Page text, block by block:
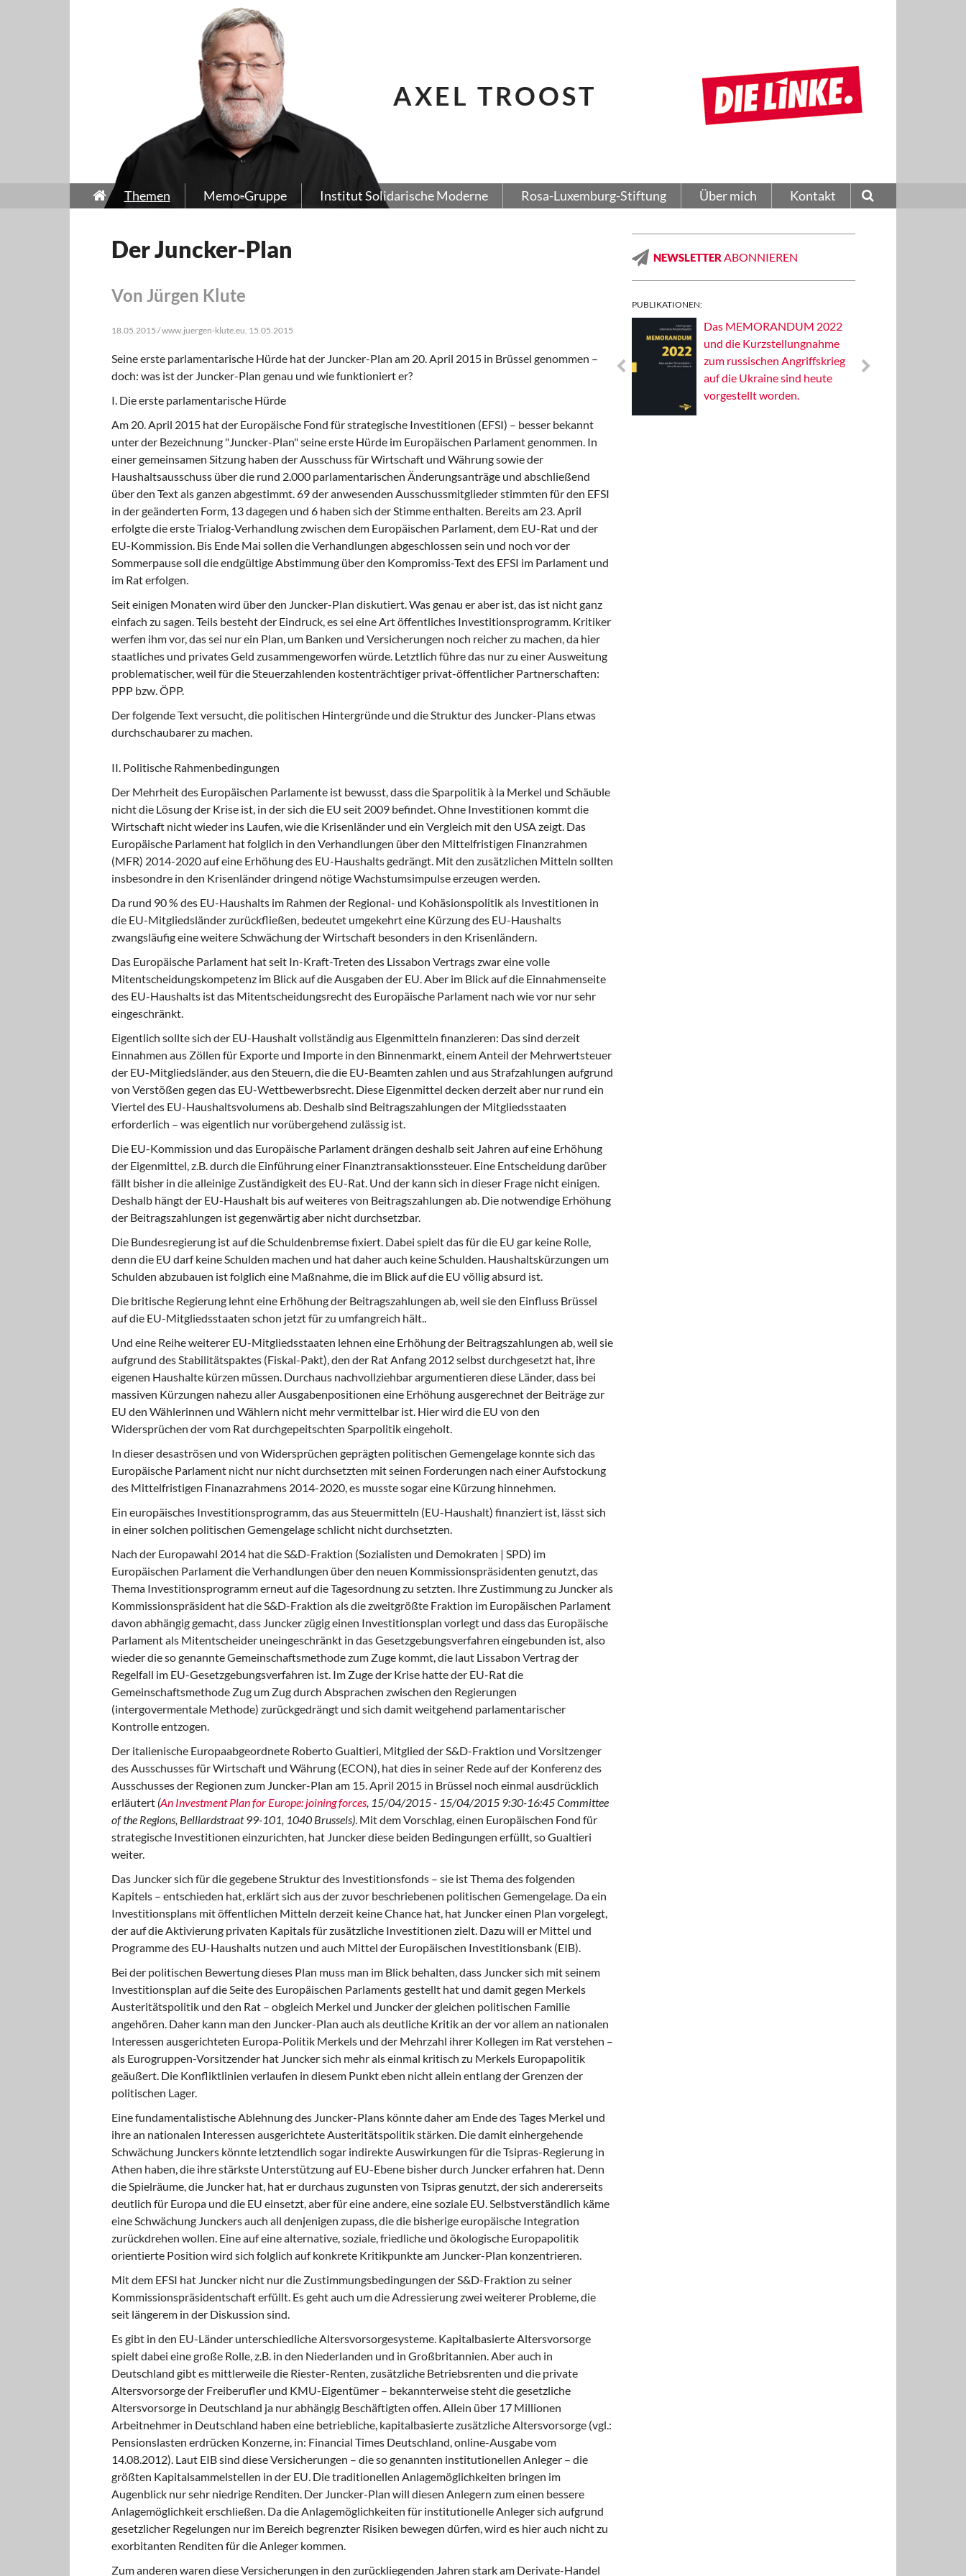
AXEL TROOST
Themen Memo-Gruppe Institut Solidarische Moderne Rosa-Luxemburg-Stiftung Über mich Kontakt
Der Juncker-Plan
Von Jürgen Klute
18.05.2015 / www.juergen-klute.eu, 15.05.2015
Seine erste parlamentarische Hürde hat der Juncker-Plan am 20. April 2015 in Brüssel genommen –
doch: was ist der Juncker-Plan genau und wie funktioniert er?
I. Die erste parlamentarische Hürde
Am 20. April 2015 hat der Europäische Fond für strategische Investitionen (EFSI) – besser bekannt
unter der Bezeichnung "Juncker-Plan" seine erste Hürde im Europäischen Parlament genommen. In
einer gemeinsamen Sitzung haben der Ausschuss für Wirtschaft und Währung sowie der
Haushaltsausschuss über die rund 2.000 parlamentarischen Änderungsanträge und abschließend
über den Text als ganzen abgestimmt. 69 der anwesenden Ausschussmitglieder stimmten für den EFSI
in der geänderten Form, 13 dagegen und 6 haben sich der Stimme enthalten. Bereits am 23. April
erfolgte die erste Trialog-Verhandlung zwischen dem Europäischen Parlament, dem EU-Rat und der
EU-Kommission. Bis Ende Mai sollen die Verhandlungen abgeschlossen sein und noch vor der
Sommerpause soll die endgültige Abstimmung über den Kompromiss-Text des EFSI im Parlament und
im Rat erfolgen.
Seit einigen Monaten wird über den Juncker-Plan diskutiert. Was genau er aber ist, das ist nicht ganz
einfach zu sagen. Teils besteht der Eindruck, es sei eine Art öffentliches Investitionsprogramm. Kritiker
werfen ihm vor, das sei nur ein Plan, um Banken und Versicherungen noch reicher zu machen, da hier
staatliches und privates Geld zusammengeworfen würde. Letztlich führe das nur zu einer Ausweitung
problematischer, weil für die Steuerzahlenden kostenträchtiger privat-öffentlicher Partnerschaften:
PPP bzw. ÖPP.
Der folgende Text versucht, die politischen Hintergründe und die Struktur des Juncker-Plans etwas
durchschaubarer zu machen.
II. Politische Rahmenbedingungen
Der Mehrheit des Europäischen Parlamente ist bewusst, dass die Sparpolitik à la Merkel und Schäuble
nicht die Lösung der Krise ist, in der sich die EU seit 2009 befindet. Ohne Investitionen kommt die
Wirtschaft nicht wieder ins Laufen, wie die Krisenländer und ein Vergleich mit den USA zeigt. Das
Europäische Parlament hat folglich in den Verhandlungen über den Mittelfristigen Finanzrahmen
(MFR) 2014-2020 auf eine Erhöhung des EU-Haushalts gedrängt. Mit den zusätzlichen Mitteln sollten
insbesondre in den Krisenländer dringend nötige Wachstumsimpulse erzeugen werden.
Da rund 90 % des EU-Haushalts im Rahmen der Regional- und Kohäsionspolitik als Investitionen in
die EU-Mitgliedsländer zurückfließen, bedeutet umgekehrt eine Kürzung des EU-Haushalts
zwangsläufig eine weitere Schwächung der Wirtschaft besonders in den Krisenländern.
Das Europäische Parlament hat seit In-Kraft-Treten des Lissabon Vertrags zwar eine volle
Mitentscheidungskompetenz im Blick auf die Ausgaben der EU. Aber im Blick auf die Einnahmenseite
des EU-Haushalts ist das Mitentscheidungsrecht des Europäische Parlament nach wie vor nur sehr
eingeschränkt.
Eigentlich sollte sich der EU-Haushalt vollständig aus Eigenmitteln finanzieren: Das sind derzeit
Einnahmen aus Zöllen für Exporte und Importe in den Binnenmarkt, einem Anteil der Mehrwertsteuer
der EU-Mitgliedsländer, aus den Steuern, die die EU-Beamten zahlen und aus Strafzahlungen aufgrund
von Verstößen gegen das EU-Wettbewerbsrecht. Diese Eigenmittel decken derzeit aber nur rund ein
Viertel des EU-Haushaltsvolumens ab. Deshalb sind Beitragszahlungen der Mitgliedsstaaten
erforderlich – was eigentlich nur vorübergehend zulässig ist.
Die EU-Kommission und das Europäische Parlament drängen deshalb seit Jahren auf eine Erhöhung
der Eigenmittel, z.B. durch die Einführung einer Finanztransaktionssteuer. Eine Entscheidung darüber
fällt bisher in die alleinige Zuständigkeit des EU-Rat. Und der kann sich in dieser Frage nicht einigen.
Deshalb hängt der EU-Haushalt bis auf weiteres von Beitragszahlungen ab. Die notwendige Erhöhung
der Beitragszahlungen ist gegenwärtig aber nicht durchsetzbar.
Die Bundesregierung ist auf die Schuldenbremse fixiert. Dabei spielt das für die EU gar keine Rolle,
denn die EU darf keine Schulden machen und hat daher auch keine Schulden. Haushaltskürzungen um
Schulden abzubauen ist folglich eine Maßnahme, die im Blick auf die EU völlig absurd ist.
Die britische Regierung lehnt eine Erhöhung der Beitragszahlungen ab, weil sie den Einfluss Brüssel
auf die EU-Mitgliedsstaaten schon jetzt für zu umfangreich hält..
Und eine Reihe weiterer EU-Mitgliedsstaaten lehnen eine Erhöhung der Beitragszahlungen ab, weil sie
aufgrund des Stabilitätspaktes (Fiskal-Pakt), den der Rat Anfang 2012 selbst durchgesetzt hat, ihre
eigenen Haushalte kürzen müssen. Durchaus nachvollziehbar argumentieren diese Länder, dass bei
massiven Kürzungen nahezu aller Ausgabenpositionen eine Erhöhung ausgerechnet der Beiträge zur
EU den Wählerinnen und Wählern nicht mehr vermittelbar ist. Hier wird die EU von den
Widersprüchen der vom Rat durchgepeitschten Sparpolitik eingeholt.
In dieser desaströsen und von Widersprüchen geprägten politischen Gemengelage konnte sich das
Europäische Parlament nicht nur nicht durchsetzten mit seinen Forderungen nach einer Aufstockung
des Mittelfristigen Finanazrahmens 2014-2020, es musste sogar eine Kürzung hinnehmen.
Ein europäisches Investitionsprogramm, das aus Steuermitteln (EU-Haushalt) finanziert ist, lässt sich
in einer solchen politischen Gemengelage schlicht nicht durchsetzten.
Nach der Europawahl 2014 hat die S&D-Fraktion (Sozialisten und Demokraten | SPD) im
Europäischen Parlament die Verhandlungen über den neuen Kommissionspräsidenten genutzt, das
Thema Investitionsprogramm erneut auf die Tagesordnung zu setzten. Ihre Zustimmung zu Juncker als
Kommissionspräsident hat die S&D-Fraktion als die zweitgrößte Fraktion im Europäischen Parlament
davon abhängig gemacht, dass Juncker zügig einen Investitionsplan vorlegt und dass das Europäische
Parlament als Mitentscheider uneingeschränkt in das Gesetzgebungsverfahren eingebunden ist, also
wieder die so genannte Gemeinschaftsmethode zum Zuge kommt, die laut Lissabon Vertrag der
Regelfall im EU-Gesetzgebungsverfahren ist. Im Zuge der Krise hatte der EU-Rat die
Gemeinschaftsmethode Zug um Zug durch Absprachen zwischen den Regierungen
(intergovermentale Methode) zurückgedrängt und sich damit weitgehend parlamentarischer
Kontrolle entzogen.
Der italienische Europaabgeordnete Roberto Gualtieri, Mitglied der S&D-Fraktion und Vorsitzenger
des Ausschusses für Wirtschaft und Währung (ECON), hat dies in seiner Rede auf der Konferenz des
Ausschusses der Regionen zum Juncker-Plan am 15. April 2015 in Brüssel noch einmal ausdrücklich
erläutert (An Investment Plan for Europe: joining forces, 15/04/2015 - 15/04/2015 9:30-16:45 Committee
of the Regions, Belliardstraat 99-101, 1040 Brussels). Mit dem Vorschlag, einen Europäischen Fond für
strategische Investitionen einzurichten, hat Juncker diese beiden Bedingungen erfüllt, so Gualtieri
weiter.
Das Juncker sich für die gegebene Struktur des Investitionsfonds – sie ist Thema des folgenden
Kapitels – entschieden hat, erklärt sich aus der zuvor beschriebenen politischen Gemengelage. Da ein
Investitionsplans mit öffentlichen Mitteln derzeit keine Chance hat, hat Juncker einen Plan vorgelegt,
der auf die Aktivierung privaten Kapitals für zusätzliche Investitionen zielt. Dazu will er Mittel und
Programme des EU-Haushalts nutzen und auch Mittel der Europäischen Investitionsbank (EIB).
Bei der politischen Bewertung dieses Plan muss man im Blick behalten, dass Juncker sich mit seinem
Investitionsplan auf die Seite des Europäischen Parlaments gestellt hat und damit gegen Merkels
Austeritätspolitik und den Rat – obgleich Merkel und Juncker der gleichen politischen Familie
angehören. Daher kann man den Juncker-Plan auch als deutliche Kritik an der vor allem an nationalen
Interessen ausgerichteten Europa-Politik Merkels und der Mehrzahl ihrer Kollegen im Rat verstehen –
als Eurogruppen-Vorsitzender hat Juncker sich mehr als einmal kritisch zu Merkels Europapolitik
geäußert. Die Konfliktlinien verlaufen in diesem Punkt eben nicht allein entlang der Grenzen der
politischen Lager.
Eine fundamentalistische Ablehnung des Juncker-Plans könnte daher am Ende des Tages Merkel und
ihre an nationalen Interessen ausgerichtete Austeritätspolitik stärken. Die damit einhergehende
Schwächung Junckers könnte letztendlich sogar indirekte Auswirkungen für die Tsipras-Regierung in
Athen haben, die ihre stärkste Unterstützung auf EU-Ebene bisher durch Juncker erfahren hat. Denn
die Spielräume, die Juncker hat, hat er durchaus zugunsten von Tsipras genutzt, der sich andererseits
deutlich für Europa und die EU einsetzt, aber für eine andere, eine soziale EU. Selbstverständlich käme
eine Schwächung Junckers auch all denjenigen zupass, die die bisherige europäische Integration
zurückdrehen wollen. Eine auf eine alternative, soziale, friedliche und ökologische Europapolitik
orientierte Position wird sich folglich auf konkrete Kritikpunkte am Juncker-Plan konzentrieren.
Mit dem EFSI hat Juncker nicht nur die Zustimmungsbedingungen der S&D-Fraktion zu seiner
Kommissionspräsidentschaft erfüllt. Es geht auch um die Adressierung zwei weiterer Probleme, die
seit längerem in der Diskussion sind.
Es gibt in den EU-Länder unterschiedliche Altersvorsorgesysteme. Kapitalbasierte Altersvorsorge
spielt dabei eine große Rolle, z.B. in den Niederlanden und in Großbritannien. Aber auch in
Deutschland gibt es mittlerweile die Riester-Renten, zusätzliche Betriebsrenten und die private
Altersvorsorge der Freiberufler und KMU-Eigentümer – bekannterweise steht die gesetzliche
Altersvorsorge in Deutschland ja nur abhängig Beschäftigten offen. Allein über 17 Millionen
Arbeitnehmer in Deutschland haben eine betriebliche, kapitalbasierte zusätzliche Altersvorsorge (vgl.:
Pensionslasten erdrücken Konzerne, in: Financial Times Deutschland, online-Ausgabe vom
14.08.2012). Laut EIB sind diese Versicherungen – die so genannten institutionellen Anleger – die
größten Kapitalsammelstellen in der EU. Die traditionellen Anlagemöglichkeiten bringen im
Augenblick nur sehr niedrige Renditen. Der Juncker-Plan will diesen Anlegern zum einen bessere
Anlagemöglichkeit erschließen. Da die Anlagemöglichkeiten für institutionelle Anleger sich aufgrund
gesetzlicher Regelungen nur im Bereich begrenzter Risiken bewegen dürfen, wird es hier auch nicht zu
exorbitanten Renditen für die Anleger kommen.
Zum anderen waren diese Versicherungen in den zurückliegenden Jahren stark am Derivate-Handel
NEWSLETTER ABONNIEREN
PUBLIKATIONEN:
Das MEMORANDUM 2022
und die Kurzstellungnahme
zum russischen Angriffskrieg
auf die Ukraine sind heute
vorgestellt worden.